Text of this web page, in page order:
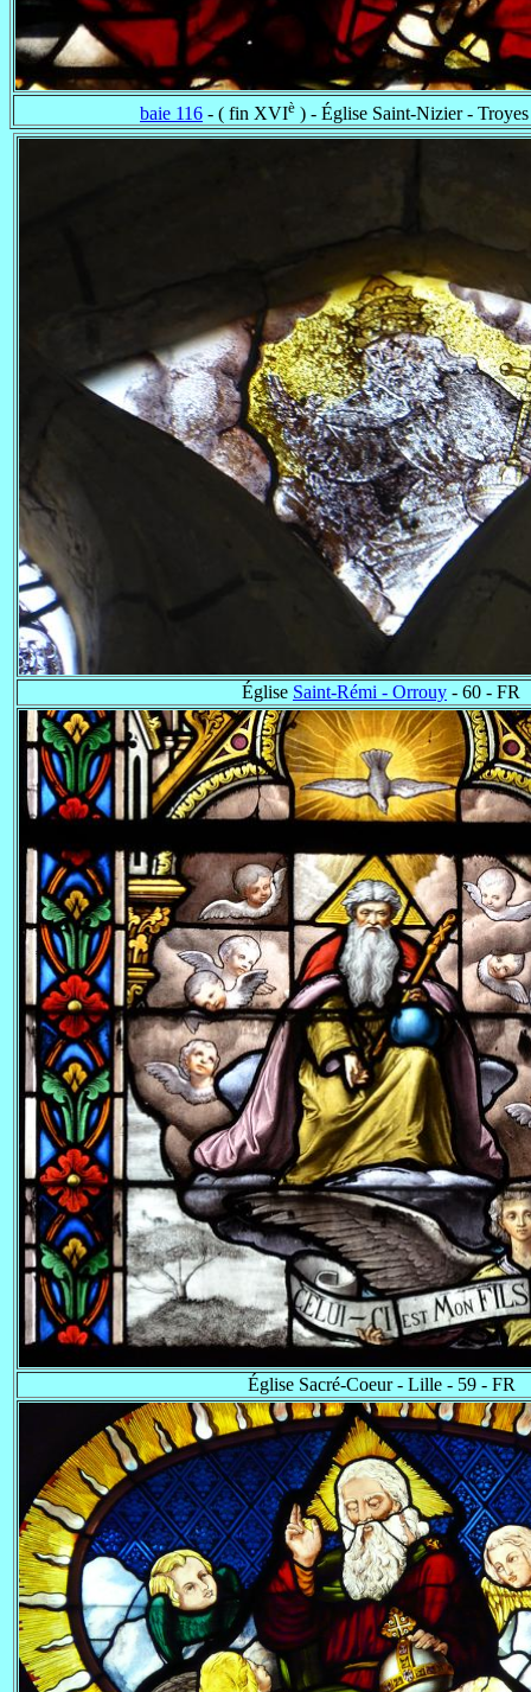
baie 116 - ( fin XVIè ) - Église Saint-Nizier -
Église Saint-Rémi - Orrouy - 60 - FR
Église Sacré-Coeur - Lille - 59 - FR